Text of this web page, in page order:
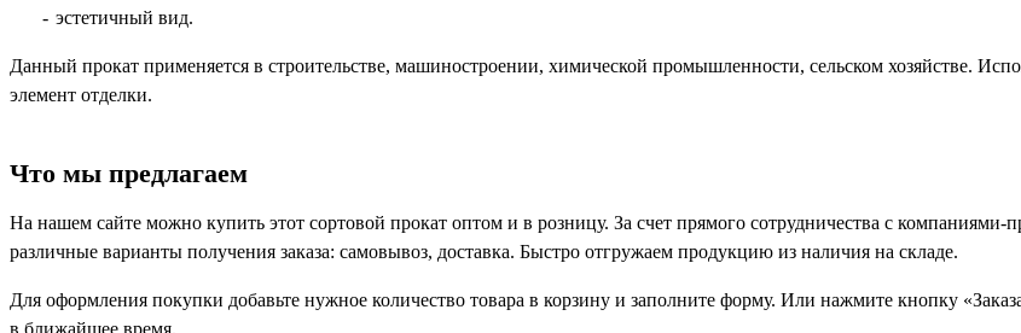
эстетичный вид.
Данный прокат применяется в строительстве, машиностроении, химической промышленности, сельском хозяйстве.
элемент отделки.
Что мы предлагаем
На нашем сайте можно купить этот сортовой прокат оптом и в розницу. За счет прямого сотрудничества с
различные варианты получения заказа: самовывоз, доставка. Быстро отгружаем продукцию из наличия на складе.
Для оформления покупки добавьте нужное количество товара в корзину и заполните форму. Или нажмите кнопку